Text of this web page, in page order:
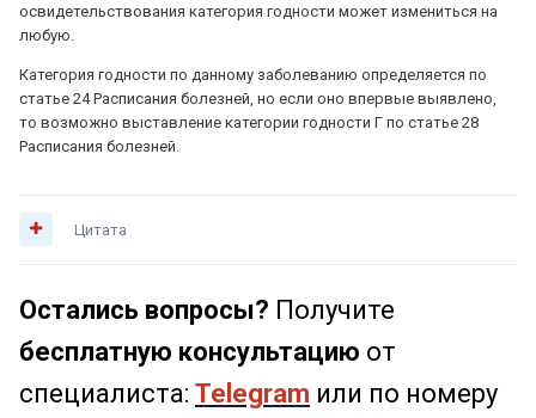
освидетельствования категория годности может измениться на
любую.
Категория годности по данному заболеванию определяется по
статье 24 Расписания болезней, но если оно впервые выявлено,
то возможно выставление категории годности Г по статье 28
Расписания болезней.
Цитата
Остались вопросы? Получите
бесплатную консультацию от
специалиста: Telegram или по номеру